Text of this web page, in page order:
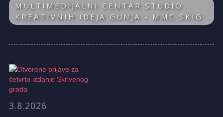
MULTIMEDIJALNI CENTAR STUDIO
KREATIVNIH IDEJA GUNJA - MMC SKIG
3.8.2026